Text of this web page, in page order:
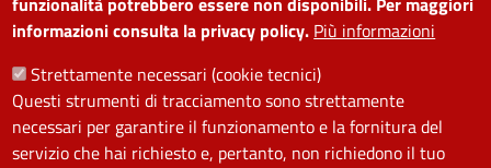
informazioni consulta la privacy policy. Più informazioni
Strettamente necessari (cookie tecnici)
Questi strumenti di tracciamento sono strettamente
necessari per garantire il funzionamento e la fornitura del
servizio che hai richiesto e, pertanto, non richiedono il tuo
trasparente
Note legali
servizi
Contatti
SEGUICI SU
Facebook
Instagram
YouTube
Telegram
WhatsApp
TwitterLinkedin